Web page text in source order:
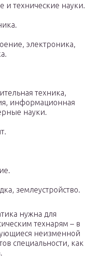
и технические науки.
электроника,
техника,
информационная
науки.
землеустройство.
нужна для
технарям – в
неизменной
специальности, как